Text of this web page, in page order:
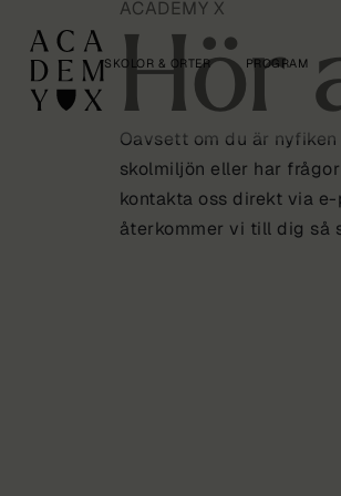
SKOLOR & ORTER PROGRAM
ACADEMY X
Hör
Oavsett om du är
skolmiljön eller har
kontakta oss direkt via
återkommer vi till dig så